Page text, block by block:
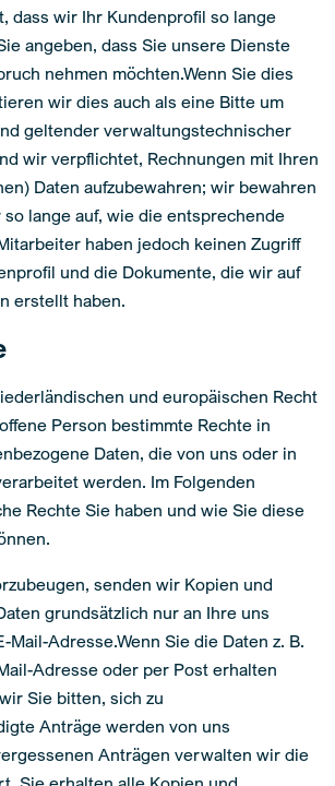
dass wir Ihr Kundenprofil so lange
angeben, dass Sie unsere Dienste
nehmen möchten.Wenn Sie dies
wir dies auch als eine Bitte um
geltender verwaltungstechnischer
wir verpflichtet, Rechnungen mit Ihren
Daten aufzubewahren; wir bewahren
lange auf, wie die entsprechende
haben jedoch keinen Zugriff
und die Dokumente, die wir auf
erstellt haben.
und europäischen Recht
Person bestimmte Rechte in
Daten, die von uns oder in
werden. Im Folgenden
Rechte Sie haben und wie Sie diese
senden wir Kopien und
grundsätzlich nur an Ihre uns
Mail-Adresse.Wenn Sie die Daten z. B.
Adresse oder per Post erhalten
Sie bitten, sich zu
Anträge werden von uns
Anträgen verwalten wir die